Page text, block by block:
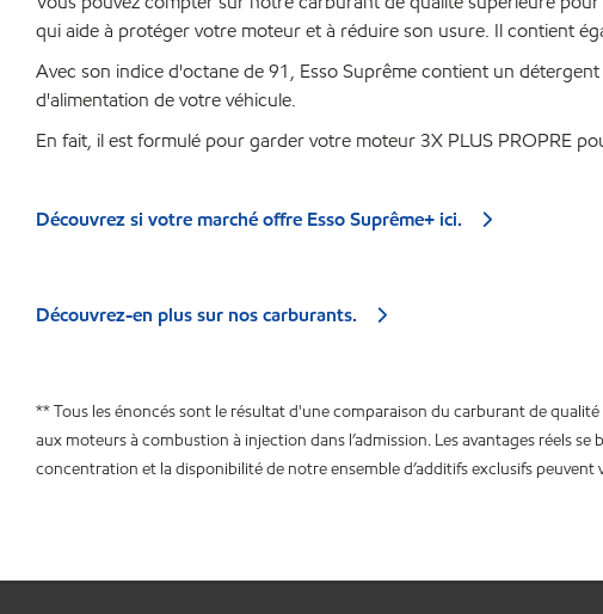
qui aide à protéger votre moteur et à réduire son usure. Il contient
Avec son indice d'octane de 91, Esso Suprême contient un
d'alimentation de votre véhicule.
En fait, il est formulé pour garder votre moteur 3X PLUS PROPRE
Découvrez si votre marché offre Esso Suprême+ ici.
Découvrez-en plus sur nos carburants.
** Tous les énoncés sont le résultat d'une comparaison du carburant de
aux moteurs à combustion à injection dans l’admission. Les avantages réels
concentration et la disponibilité de notre ensemble d’additifs exclusifs